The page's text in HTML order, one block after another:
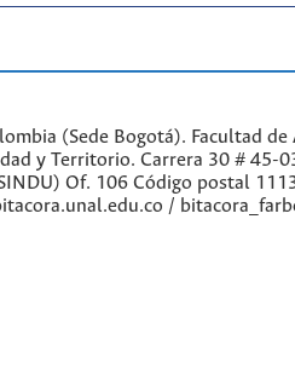
(Sede Bogotá). Facultad
y Territorio. Carrera 30 # 45-
Of. 106 Código postal
/